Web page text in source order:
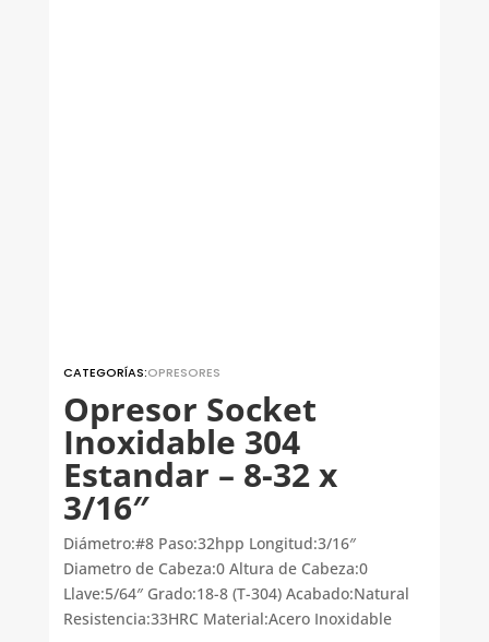
CATEGORÍAS:OPRESORES
Opresor Socket
Inoxidable 304
Estandar – 8-32 x
3/16″
Diámetro:#8 Paso:32hpp Longitud:3/16″
Diametro de Cabeza:0 Altura de Cabeza:0
Llave:5/64″ Grado:18-8 (T-304) Acabado:Natural
Resistencia:33HRC Material:Acero Inoxidable